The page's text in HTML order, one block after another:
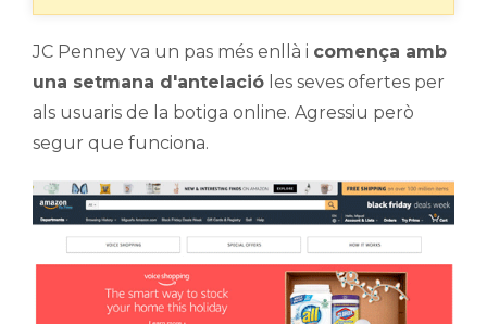
JC Penney va un pas més enllà i comença amb
una setmana d'antelació les seves ofertes per
als usuaris de la botiga online. Agressiu però
segur que funciona.